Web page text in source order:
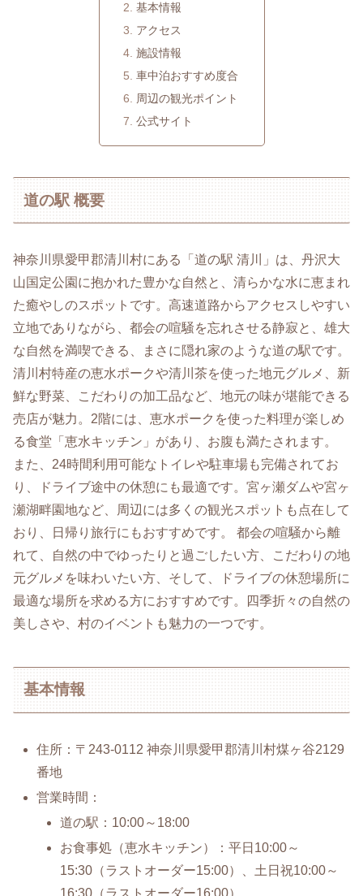
基本情報
アクセス
施設情報
車中泊おすすめ度合
周辺の観光ポイント
公式サイト
道の駅 概要
神奈川県愛甲郡清川村にある「道の駅 清川」は、丹沢大
山国定公園に抱かれた豊かな自然と、清らかな水に恵まれ
た癒やしのスポットです。高速道路からアクセスしやすい
立地でありながら、都会の喧騒を忘れさせる静寂と、雄大
な自然を満喫できる、まさに隠れ家のような道の駅です。
清川村特産の恵水ポークや清川茶を使った地元グルメ、新
鮮な野菜、こだわりの加工品など、地元の味が堪能できる
売店が魅力。2階には、恵水ポークを使った料理が楽しめ
る食堂「恵水キッチン」があり、お腹も満たされます。
また、24時間利用可能なトイレや駐車場も完備されてお
り、ドライブ途中の休憩にも最適です。宮ヶ瀬ダムや宮ヶ
瀬湖畔園地など、周辺には多くの観光スポットも点在して
おり、日帰り旅行にもおすすめです。 都会の喧騒から離
れて、自然の中でゆったりと過ごしたい方、こだわりの地
元グルメを味わいたい方、そして、ドライブの休憩場所に
最適な場所を求める方におすすめです。四季折々の自然の
美しさや、村のイベントも魅力の一つです。
基本情報
住所：〒243-0112 神奈川県愛甲郡清川村煤ヶ谷2129
番地
営業時間：
道の駅：10:00～18:00
お食事処（恵水キッチン）：平日10:00～
15:30（ラストオーダー15:00）、土日祝10:00～